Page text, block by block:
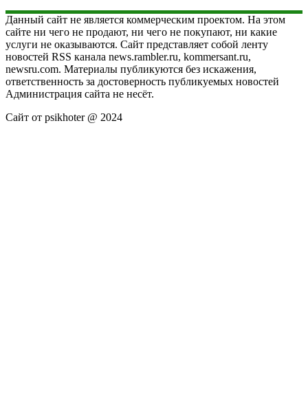
Данный сайт не является коммерческим проектом. На этом
сайте ни чего не продают, ни чего не покупают, ни какие
услуги не оказываются. Сайт представляет собой ленту
новостей RSS канала news.rambler.ru, kommersant.ru,
newsru.com. Материалы публикуются без искажения,
ответственность за достоверность публикуемых новостей
Администрация сайта не несёт.
Сайт от psikhoter @ 2024